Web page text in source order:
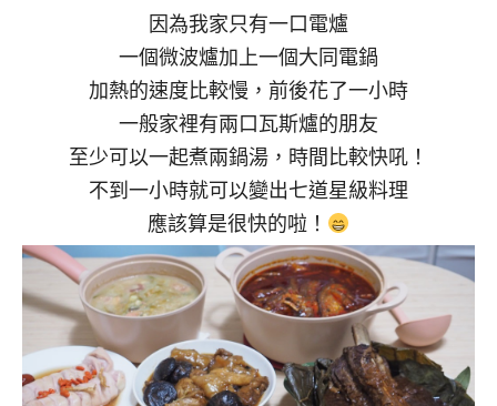
因為我家只有一口電爐
一個微波爐加上一個大同電鍋
加熱的速度比較慢，前後花了一小時
一般家裡有兩口瓦斯爐的朋友
至少可以一起煮兩鍋湯，時間比較快吼！
不到一小時就可以變出七道星級料理
應該算是很快的啦！